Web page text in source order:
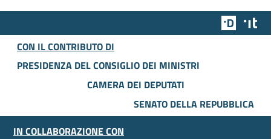
Team
CON IL CONTRIBUTO DI
PRESIDENZA DEL CONSIGLIO DEI MINISTRI
CAMERA DEI DEPUTATI
SENATO DELLA REPUBBLICA
IN COLLABORAZIONE CON